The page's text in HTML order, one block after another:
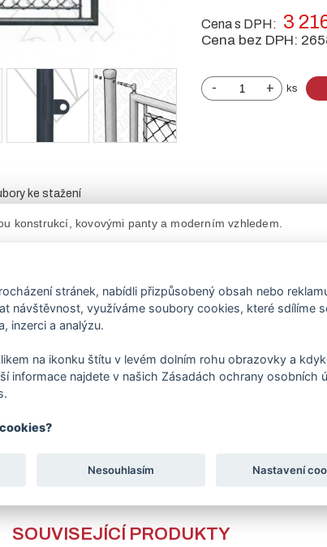
Cena s DPH: 3
Cena bez DPH:
- + ks
ke stažení
konstrukcí, kovovými panty a moderním vzhledem.
vyberte požadované parametry – výšku a otvírání
od šíře 1500 mm, u kterých je uprostřed výztuha.
z pozinkovaných trubek. Provedení zamykáníoko na
sloupekø60 mm a 2 kusy stavitelných pantů.
práškovým lakováním - komaxitováním šedou barvou v
naleznetedorazový sloupek k brance apřídavné zavírání
aby zboží zabalené ve fólii a obalech nevystavovali
SOUVISEJÍCÍ PRODUKTY
stránek, nabídli přizpůsobený obsah nebo
návštěvnost, využíváme soubory cookies, které sdílíme
inzerci a analýzu.
na ikonku štítu v levém dolním rohu obrazovky a
informace najdete v našich Zásadách ochrany osobních
Nesouhlasím Nastavení